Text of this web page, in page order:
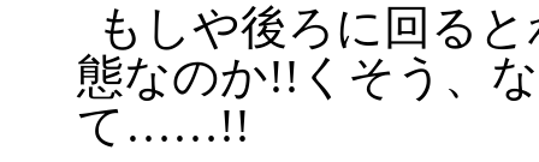
もしや後ろに回る
態なのか!!くそう、
て……!!